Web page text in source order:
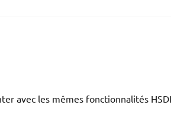
avec les mêmes fonctionnalités